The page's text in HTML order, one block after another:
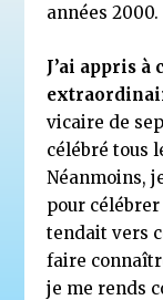
années 2000.
J’ai appris
vicaire de
célébré tous
Néanmoins,
pour
tendait vers
faire
je me rends